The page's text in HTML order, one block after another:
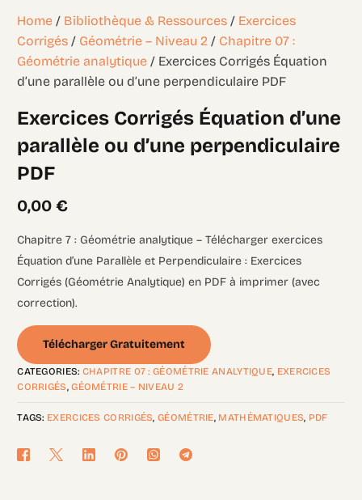
Home / Bibliothèque & Ressources / Exercices
Corrigés / Géométrie – Niveau 2 / Chapitre 07 :
Géométrie analytique / Exercices Corrigés Équation
d’une parallèle ou d’une perpendiculaire PDF
Exercices Corrigés Équation d’une
parallèle ou d’une perpendiculaire
PDF
0,00€
Chapitre 7 : Géométrie analytique – Télécharger exercices
Équation d’une Parallèle et Perpendiculaire : Exercices
Corrigés (Géométrie Analytique) en PDF à imprimer (avec
correction).
Télécharger Gratuitement
CATEGORIES: CHAPITRE 07 : GÉOMÉTRIE ANALYTIQUE, EXERCICES
CORRIGÉS,GÉOMÉTRIE – NIVEAU 2
TAGS: EXERCICES CORRIGÉS,GÉOMÉTRIE, MATHÉMATIQUES, PDF